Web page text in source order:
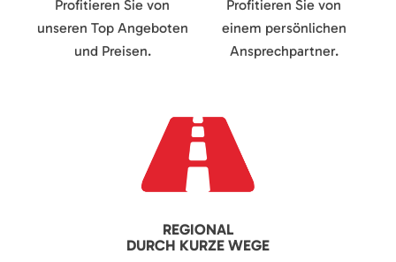
Profitieren Sie von
unseren Top Angeboten
und Preisen.
Profitieren Sie von
einem persönlichen
Ansprechpartner.
REGIONAL
DURCH KURZE WEGE